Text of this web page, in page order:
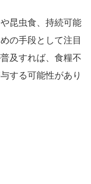
昆虫食、持続可能
の手段として注目
及すれば、食糧不
する可能性があり